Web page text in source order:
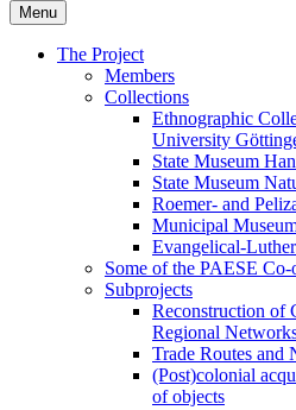
Menu
The Project
Members
Collections
Ethnographic
University
State Museum
State Museum
Roemer- and
Municipal
Evangelical-
Some of the PAESE Co-
Subprojects
Reconstruction of
Regional
Trade Routes and
(Post)colonial
of objects